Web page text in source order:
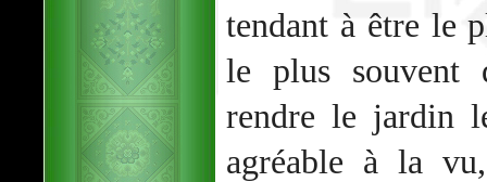
tendant à être le
le plus souvent
rendre le jardin
agréable à la